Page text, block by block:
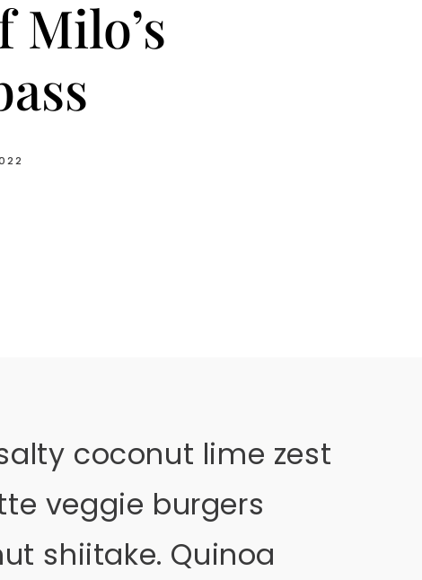
Milo’s
coconut lime zest
veggie burgers
shiitake. Quinoa